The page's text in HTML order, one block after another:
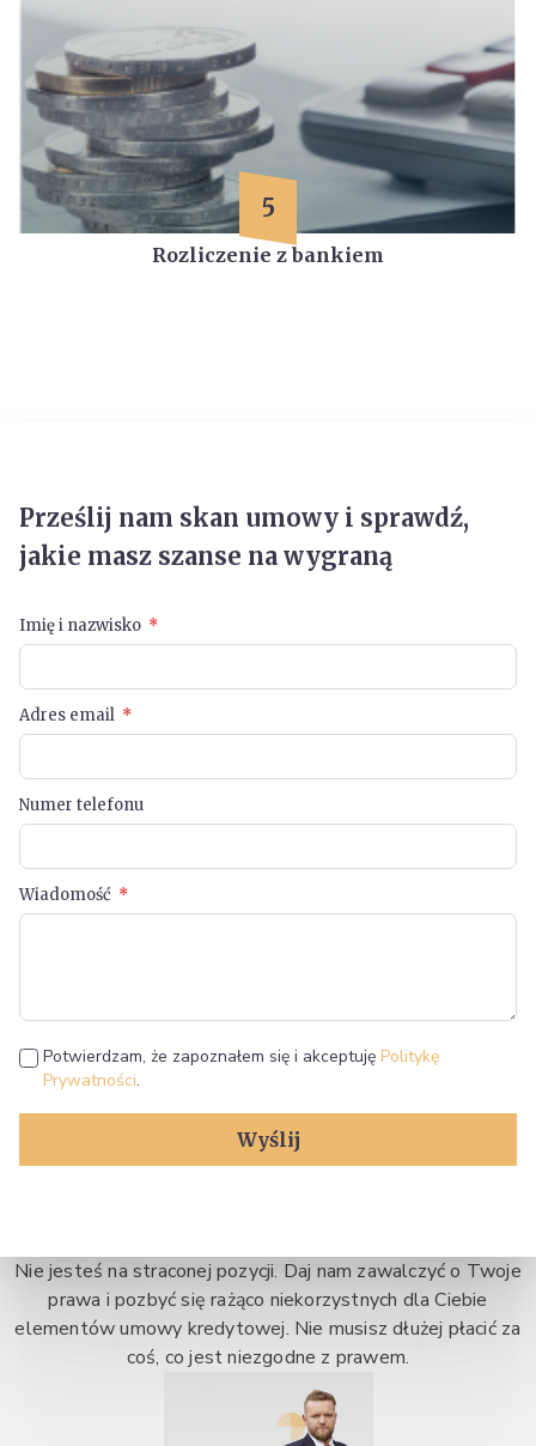
5
Rozliczenie z bankiem
Prześlij nam skan umowy i sprawdź,
jakie masz szanse na wygraną
Imię i nazwisko
Adres email
Numer telefonu
Wiadomość
Potwierdzam, że zapoznałem się i akceptuję Politykę
Prywatności.
Wyślij
Nie jesteś na straconej pozycji. Daj nam zawalczyć o Twoje
prawa i pozbyć się rażąco niekorzystnych dla Ciebie
elementów umowy kredytowej. Nie musisz dłużej płacić za
coś, co jest niezgodne z prawem.